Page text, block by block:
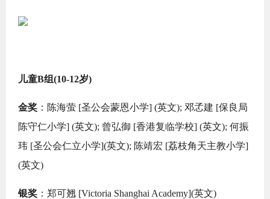
儿童B组(10-12岁)
金奖 ：陈海萤 [圣公会蒙恩小学] (英文); 邓孞建 [保良局
陈守仁小学] (英文); 曾弘御 [香港复临学校] (英文); 何振
玮 [圣公会仁立小学](英文); 陈靖宏 [荔枝角天主教小学]
(英文)
银奖 ：郑可翘 [Victoria Shanghai Academy](英文)